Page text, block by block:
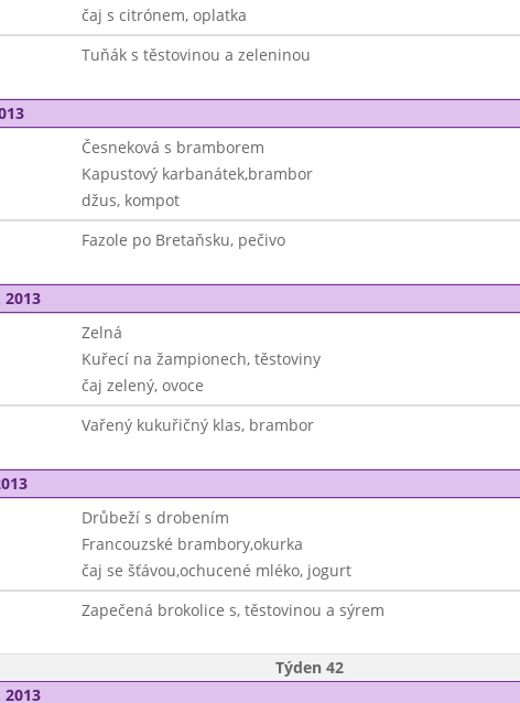
čaj s citrónem, oplatka
Tuňák s těstovinou a zeleninou
Česneková s bramborem
Kapustový karbanátek,brambor
džus, kompot
Fazole po Bretaňsku, pečivo
Zelná
Kuřecí na žampionech, těstoviny
čaj zelený, ovoce
Vařený kukuřičný klas, brambor
Drůbeží s drobením
Francouzské brambory,okurka
čaj se šťávou,ochucené mléko, jogurt
Zapečená brokolice s, těstovinou a sýrem
Týden 42
2013